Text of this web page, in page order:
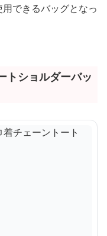
できるバッグとなっ
トショルダーバッ